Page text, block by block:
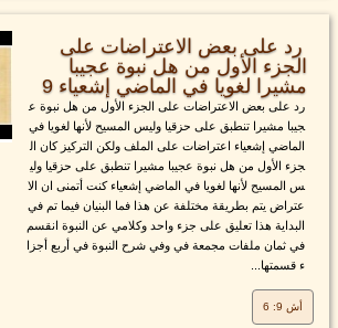
رد على بعض الاعتراضات على
الجزء الأول من هل نبوة عجيبا
مشيرا لغويا في الماضي إشعياء 9
رد على بعض الاعتراضات على الجزء الأول من هل نبوة ع
جيبا مشيرا تنطبق على حزقيا وليس المسيح لأنها لغويا في
الماضي إشعياء اعتراضات على الملف ولكن التركيز كان ال
جزء الأول من هل نبوة عجيبا مشيرا تنطبق على حزقيا ولي
س المسيح لأنها لغويا في الماضي إشعياء كنت أتمنى ان الا
عتراض يتم بطريقة مختلفة عن هذا فما البنيان فيما تم في
البداية هذا تعليق على جزء واحد وكلامي عن النبوة انقسم
في ثمان ملفات مجمعة في وفي شرح النبوة في أربع أجزا
ء قسمتها...
أش 9: 6